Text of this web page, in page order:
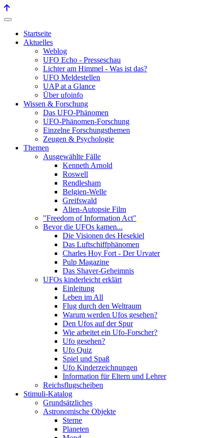
Startseite
Aktuelles
Weblog
UFO Echo - Presseschau
Lichter am Himmel - Was ist das?
UFO Meldestellen
UAP at a Glance
Über ufoinfo
Wissen & Forschung
Das UFO-Phänomen
UFO-Phänomen-Forschung
Einzelne Forschungsthemen
Zeugen & Psychologie
Themen
Ausgewählte Fälle
Kenneth Arnold
Roswell
Rendlesham
Belgien-Welle
Greifswald
Alien-Autopsie Film
"Freedom of Information Act"
Bevor die UFOs kamen...
Die Visionen des Hesekiel
Das Luftschiffphänomen
Charles Hoy Fort - Der Urvater
Pulp Magazine
Das Shaver-Geheimnis
UFOs kinderleicht erklärt
Einleitung
Leben im All
Flug durch den Weltraum
Warum werden Ufos gesehen?
Den Ufos auf der Spur
Wie arbeitet ein Ufo-Forscher?
Ufo gesehen?
Ufo Quiz
Spiel und Spaß
Ufo Kinderzeichnungen
Information für Eltern und Lehrer
Reichsflugscheiben
Stimuli-Katalog
Grundsätzliches
Astronomische Objekte
Sterne
Planeten